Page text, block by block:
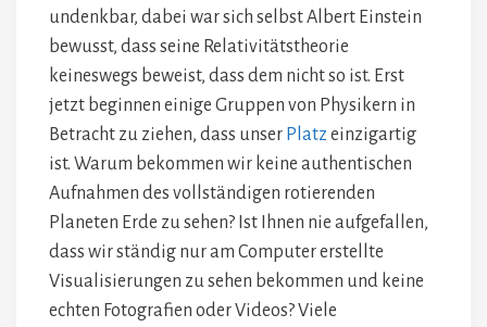
undenkbar, dabei war sich selbst Albert Einstein
bewusst, dass seine Relativitätstheorie
keineswegs beweist, dass dem nicht so ist. Erst
jetzt beginnen einige Gruppen von Physikern in
Betracht zu ziehen, dass unser Platz einzigartig
ist. Warum bekommen wir keine authentischen
Aufnahmen des vollständigen rotierenden
Planeten Erde zu sehen? Ist Ihnen nie aufgefallen,
dass wir ständig nur am Computer erstellte
Visualisierungen zu sehen bekommen und keine
echten Fotografien oder Videos? Viele